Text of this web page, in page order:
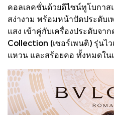
คอลเลคชั่นด้วยดีไซน์ทูโบกาส
สง่างาม พร้อมหน้าปัดประดับ
แสง เข้าคู่กับเครื่องประดับจา
Collection (เซอร์เพนติ) รุ่นไ
แหวน และสร้อยคอ ทั้งหมดใน